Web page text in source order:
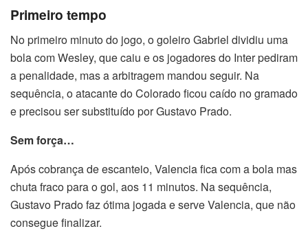
Primeiro tempo
No primeiro minuto do jogo, o goleiro Gabriel dividiu uma
bola com Wesley, que caiu e os jogadores do Inter pediram
a penalidade, mas a arbitragem mandou seguir. Na
sequência, o atacante do Colorado ficou caído no gramado
e precisou ser substituído por Gustavo Prado.
Sem força…
Após cobrança de escanteio, Valencia fica com a bola mas
chuta fraco para o gol, aos 11 minutos. Na sequência,
Gustavo Prado faz ótima jogada e serve Valencia, que não
consegue finalizar.